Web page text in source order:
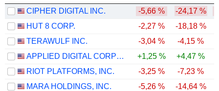
CIPHER DIGITAL INC.
-5,66 % -24,17 %
HUT 8 CORP.
-2,27 % -18,18 %
TERAWULF INC.
-3,04 % -4,15 %
APPLIED DIGITAL CORPORATION
+1,25 % +4,47 %
RIOT PLATFORMS, INC.
-3,25 % -7,23 %
MARA HOLDINGS, INC.
-5,26 % -14,64 %